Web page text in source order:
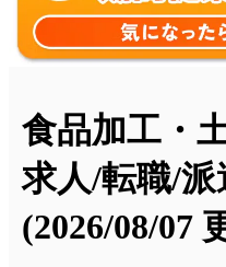
食品加工・
求人/転職/派
(2026/08/07